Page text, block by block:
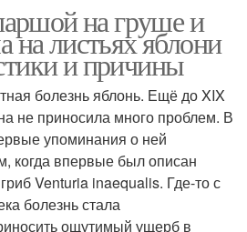
на груше и
на листьях яблони
и причины
болезнь яблонь. Ещё до XIX
не приносила много проблем. В
упоминания о ней
когда впервые был описан
Venturia inaequalis. Где-то с
болезнь стала
ощутимый ущерб в